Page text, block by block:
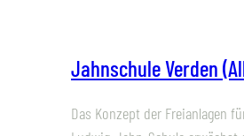
Jahnschule Verden
Das Konzept der Freianlagen